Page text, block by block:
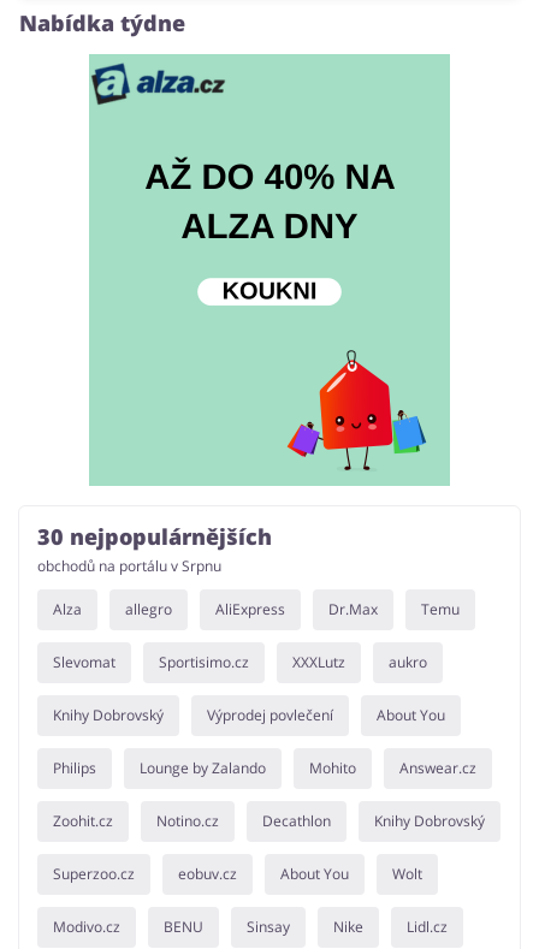
Nabídka týdne
30 nejpopulárnějších
obchodů na portálu v Srpnu
Alza allegro AliExpress Dr.Max Temu
Slevomat Sportisimo.cz XXXLutz aukro
Knihy Dobrovský Výprodej povlečení About You
Philips Lounge by Zalando Mohito Answear.cz
Zoohit.cz Notino.cz Decathlon Knihy Dobrovský
Superzoo.cz eobuv.cz About You Wolt
Modivo.cz BENU Sinsay Nike Lidl.cz